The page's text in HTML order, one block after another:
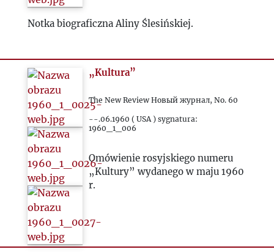
Notka biograficzna Aliny Ślesińskiej.
„Kultura”
The New Review Новый журнал, No. 60
--.06.1960 ( USA ) sygnatura:
1960_1_006
Omówienie rosyjskiego numeru
„Kultury” wydanego w maju 1960
r.